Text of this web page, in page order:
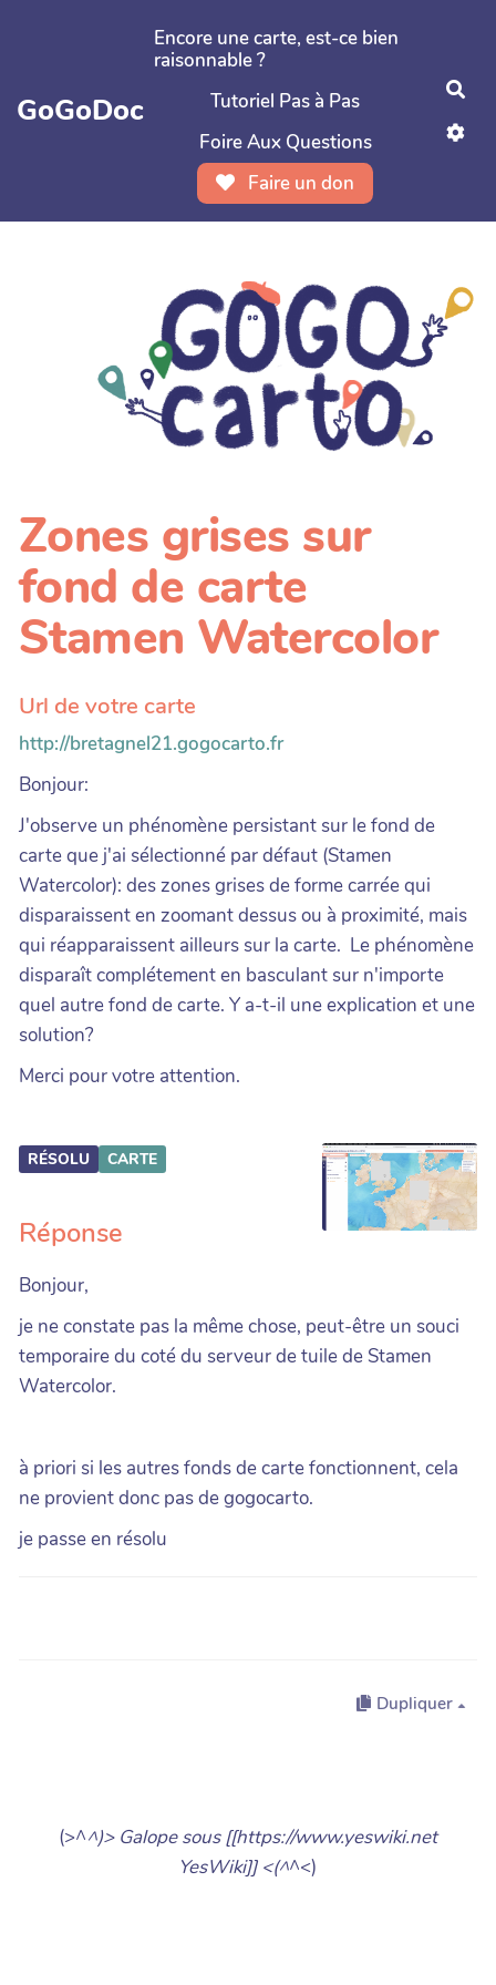
Aller au contenu principal
GoGoDoc
Encore une carte, est-ce bien
raisonnable ?
Tutoriel Pas à Pas
Foire Aux Questions
Faire un don
Zones grises sur
fond de carte
Stamen Watercolor
Url de votre carte
http://bretagnel21.gogocarto.fr
Bonjour:
J'observe un phénomène persistant sur le fond de
carte que j'ai sélectionné par défaut (Stamen
Watercolor): des zones grises de forme carrée qui
disparaissent en zoomant dessus ou à proximité, mais
qui réapparaissent ailleurs sur la carte. Le phénomène
disparaît complétement en basculant sur n'importe
quel autre fond de carte. Y a-t-il une explication et une
solution?
Merci pour votre attention.
RÉSOLU CARTE
Réponse
Bonjour,
je ne constate pas la même chose, peut-être un souci
temporaire du coté du serveur de tuile de Stamen
Watercolor.
à priori si les autres fonds de carte fonctionnent, cela
ne provient donc pas de gogocarto.
je passe en résolu
Dupliquer
(>^^)> Galope sous [[https://www.yeswiki.net
YesWiki]] <(^^<)